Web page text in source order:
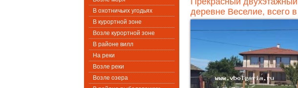
В охотничьих угодьях
В курортной зоне
Возле курортной зоне
В районе вилл
На реки
Возле реки
Возле озера
деревне Веселие, всего